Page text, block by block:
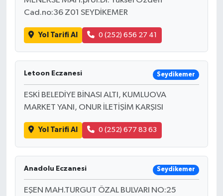
Cad.no:36 Z01 SEYDİKEMER
Yol Tarifi Al 0 (252) 656 27 41
Letoon Eczanesi Seydikemer
ESKİ BELEDİYE BİNASI ALTI, KUMLUOVA
MARKET YANI, ONUR İLETİŞİM KARŞISI
Yol Tarifi Al 0 (252) 677 83 63
Anadolu Eczanesi Seydikemer
EŞEN MAH.TURGUT ÖZAL BULVARI NO:25